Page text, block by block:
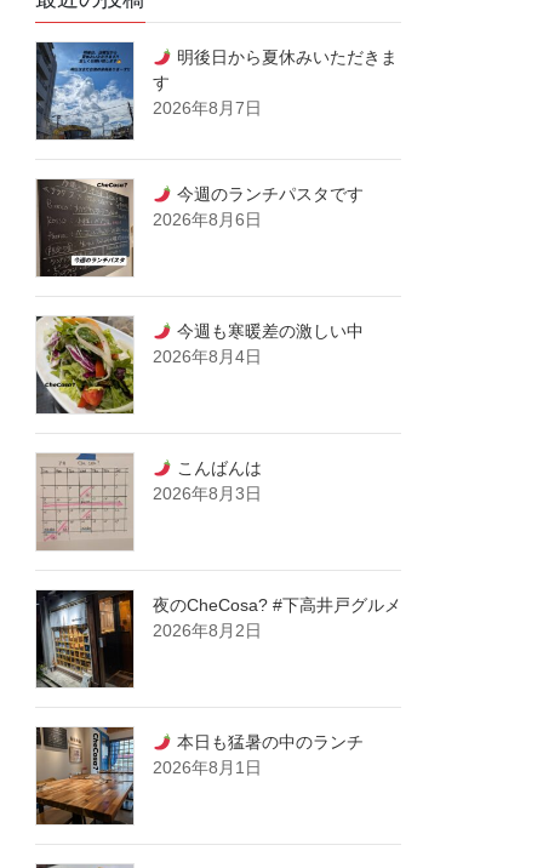
明後日から夏休みいただきま
す
2026年8月7日
今週のランチパスタです
2026年8月6日
今週も寒暖差の激しい中
2026年8月4日
こんばんは
2026年8月3日
夜のCheCosa? #下高井戸グルメ
2026年8月2日
本日も猛暑の中のランチ
2026年8月1日